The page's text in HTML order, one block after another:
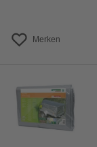
Merken